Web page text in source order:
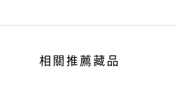
相關推薦藏品